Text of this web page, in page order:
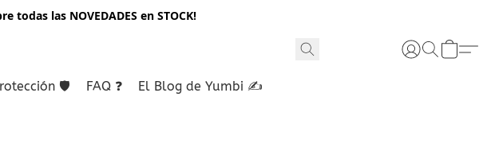
todas las NOVEDADES en STOCK!
🛡️ FAQ ❓ El Blog de Yumbi ✍️